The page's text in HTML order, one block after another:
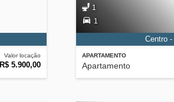
Valor locação
R$ 5.900,00
APARTAMENTO
Apartamento
1
1
Centro